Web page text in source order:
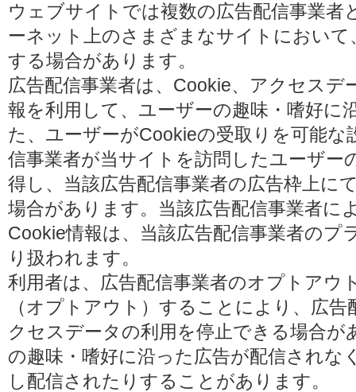
ウェブサイトでは複数の広告配信事業
ーネット上のさまざまなサイトにおい
する場合があります。
広告配信事業者は、Cookie、アクセスデ
報を利用して、ユーザーの趣味・嗜好に
た、ユーザーがCookieの受取りを可能
信事業者が当サイトを訪問したユーザー
得し、当該広告配信事業者の広告枠上に
場合があります。当該広告配信事業者に
Cookie情報は、当該広告配信事業者のプ
り扱われます。
利用者は、広告配信事業者のオプトアウ
（オプトアウト）することにより、広
クセスデータの利用を停止できる場合が
の趣味・嗜好に沿った広告が配信されな
し配信されたりすることがあります。